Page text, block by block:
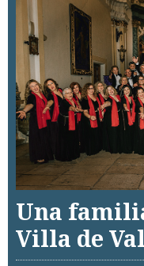
Una
Villa de